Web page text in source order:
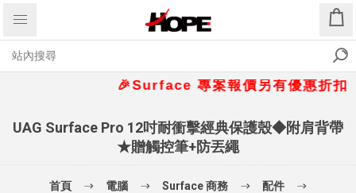
🎉Surface 專案報價另有優惠折扣🎁 📞
UAG Surface Pro 12吋耐衝擊經典保護殼◆附肩背帶
★贈觸控筆+防丟繩
首頁 電腦 Surface 商務
配件